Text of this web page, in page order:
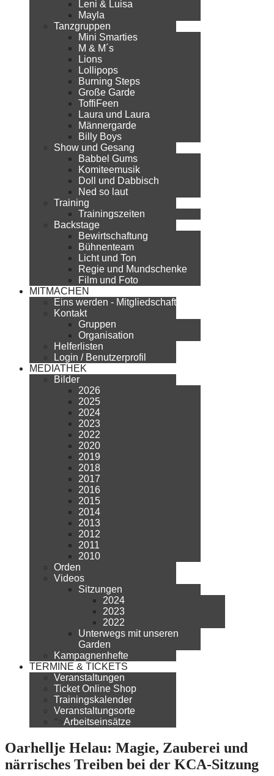
Leni & Luisa
Mayla
Tanzgruppen
Mini Smarties
M & M´s
Lions
Lollipops
Burning Steps
Große Garde
ToffiFeen
Laura und Laura
Männergarde
Billy Boys
Show und Gesang
Babbel Gums
Komiteemusik
Doll und Dabbisch
Ned so laut
Training
Trainingszeiten
Backstage
Bewirtschaftung
Bühnenteam
Licht und Ton
Regie und Mundschenke
Film und Foto
MITMACHEN
Eins werden - Mitgliedschaft
Kontakt
Gruppen
Organisation
Helferlisten
Login / Benutzerprofil
MEDIATHEK
Bilder
2026
2025
2024
2023
2022
2020
2019
2018
2017
2016
2015
2014
2013
2012
2011
2010
Orden
Videos
Sitzungen
2024
2023
2022
Unterwegs mit unseren
Garden
Kampagnenhefte
TERMINE & TICKETS
Veranstaltungen
Ticket Online Shop
Trainingskalender
Veranstaltungsorte
">Arbeitseinsätze
Oarhellje Helau: Magie, Zauberei und
närrisches Treiben bei der KCA-Sitzung